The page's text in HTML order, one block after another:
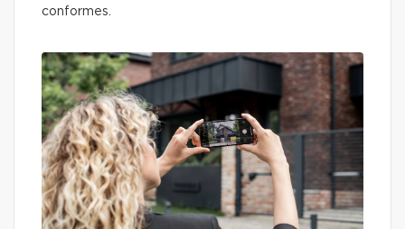
conformes.